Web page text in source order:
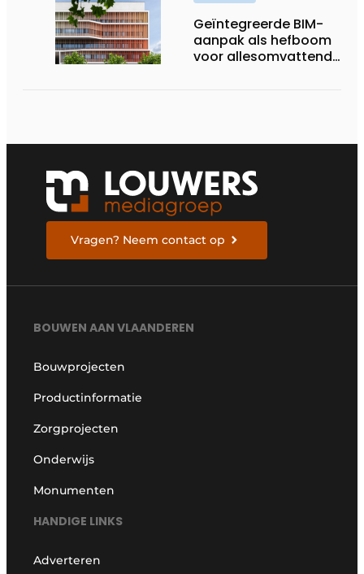
Geïntegreerde BIM-
aanpak als hefboom
voor allesomvattende
Vragen? Neem contact op
BOUWEN AAN VLAANDEREN
Bouwprojecten
Productinformatie
Zorgprojecten
Onderwijs
Monumenten
HANDIGE LINKS
Adverteren